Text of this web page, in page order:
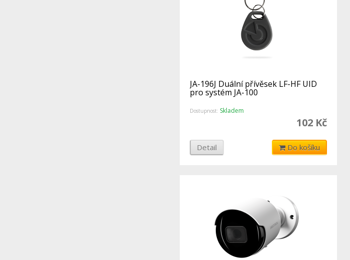
JA-196J Duální přívěsek LF-HF UID
pro systém JA-100
Dostupnost: Skladem
102 Kč
Detail Do košíku